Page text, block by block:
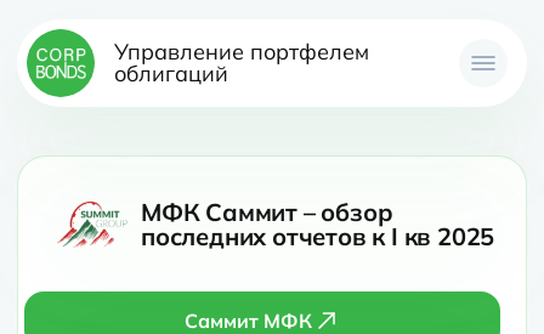
Управление портфелем
облигаций
МФК Саммит – обзор
последних отчетов к I кв 2025
Саммит МФК